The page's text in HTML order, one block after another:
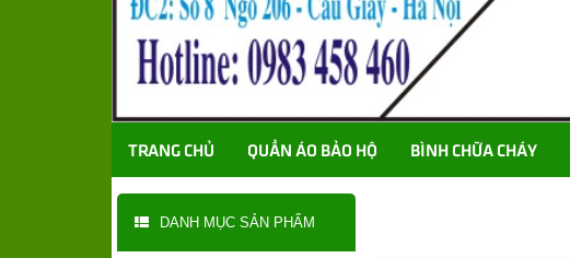
TRANG CHỦ QUẦN ÁO BẢO HỘ BÌNH CHỮA CHÁY
DANH MỤC SẢN PHẨM